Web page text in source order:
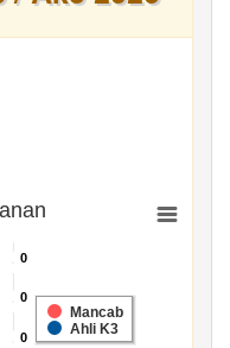
0
0
0
0
0
0
Mancab
Ahli K3